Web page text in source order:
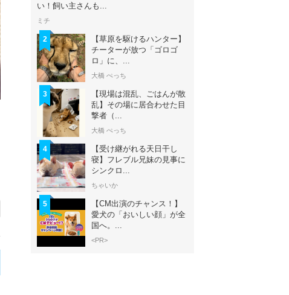
い！飼い主さんも...
ミチ
2
【草原を駆けるハンター】
チーターが放つ「ゴロゴ
ロ」に、...
大橋 ぺっち
3
【現場は混乱、ごはんが散
乱】その場に居合わせた目
撃者（...
大橋 ぺっち
4
【受け継がれる天日干し
寝】フレブル兄妹の見事に
シンクロ...
ちゃいか
5
【CM出演のチャンス！】
愛犬の「おいしい顔」が全
国へ。...
<PR>